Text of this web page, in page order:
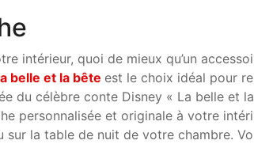
intérieur, quoi de mieux qu’un accessoi
belle et la bête est le choix idéal pour re
du célèbre conte Disney « La belle et la
personnalisée et originale à votre intéri
sur la table de nuit de votre chambre. Vo